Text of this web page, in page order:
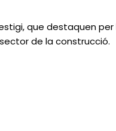
que destaquen
de la construcció.